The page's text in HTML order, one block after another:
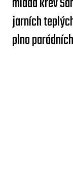
jarních
plno